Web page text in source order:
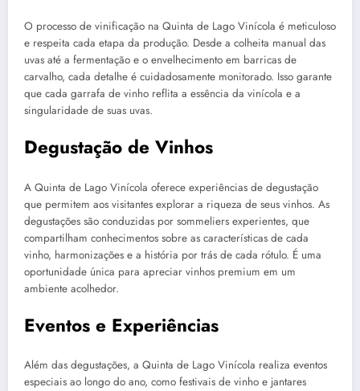
O processo de vinificação na Quinta de Lago Vinícola é meticuloso
e respeita cada etapa da produção. Desde a colheita manual das
uvas até a fermentação e o envelhecimento em barricas de
carvalho, cada detalhe é cuidadosamente monitorado. Isso garante
que cada garrafa de vinho reflita a essência da vinícola e a
singularidade de suas uvas.
Degustação de Vinhos
A Quinta de Lago Vinícola oferece experiências de degustação
que permitem aos visitantes explorar a riqueza de seus vinhos. As
degustações são conduzidas por sommeliers experientes, que
compartilham conhecimentos sobre as características de cada
vinho, harmonizações e a história por trás de cada rótulo. É uma
oportunidade única para apreciar vinhos premium em um
ambiente acolhedor.
Eventos e Experiências
Além das degustações, a Quinta de Lago Vinícola realiza eventos
especiais ao longo do ano, como festivais de vinho e jantares